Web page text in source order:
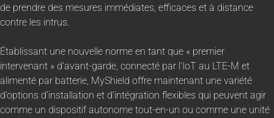
de prendre des mesures immédiates, efficaces et à distance
contre les intrus.
Établissant une nouvelle norme en tant que « premier
intervenant » d’avant-garde, connecté par l’IoT au LTE-M et
alimenté par batterie, MyShield offre maintenant une variété
d’options d’installation et d’intégration flexibles qui peuvent agir
comme un dispositif autonome tout-en-un ou comme une unité